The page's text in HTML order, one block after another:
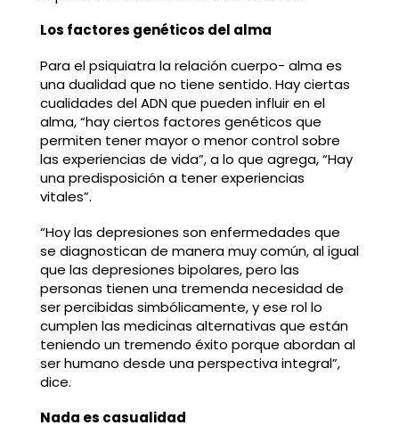
Los factores genéticos del alma
Para el psiquiatra la relación cuerpo- alma es
una dualidad que no tiene sentido. Hay ciertas
cualidades del ADN que pueden influir en el
alma, “hay ciertos factores genéticos que
permiten tener mayor o menor control sobre
las experiencias de vida”, a lo que agrega, “Hay
una predisposición a tener experiencias
vitales”.
“Hoy las depresiones son enfermedades que
se diagnostican de manera muy común, al igual
que las depresiones bipolares, pero las
personas tienen una tremenda necesidad de
ser percibidas simbólicamente, y ese rol lo
cumplen las medicinas alternativas que están
teniendo un tremendo éxito porque abordan al
ser humano desde una perspectiva integral”,
dice.
Nada es casualidad